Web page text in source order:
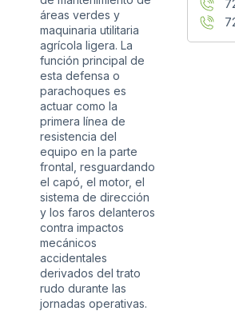
áreas verdes y
maquinaria utilitaria
agrícola ligera. La
función principal de
esta defensa o
parachoques es
actuar como la
primera línea de
resistencia del
equipo en la parte
frontal, resguardando
el capó, el motor, el
sistema de dirección
y los faros delanteros
contra impactos
mecánicos
accidentales
derivados del trato
rudo durante las
jornadas operativas.